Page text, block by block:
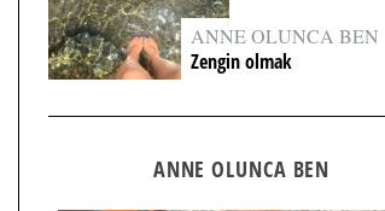
ANNE OLUNCA BEN
Zengin olmak
ANNE OLUNCA BEN